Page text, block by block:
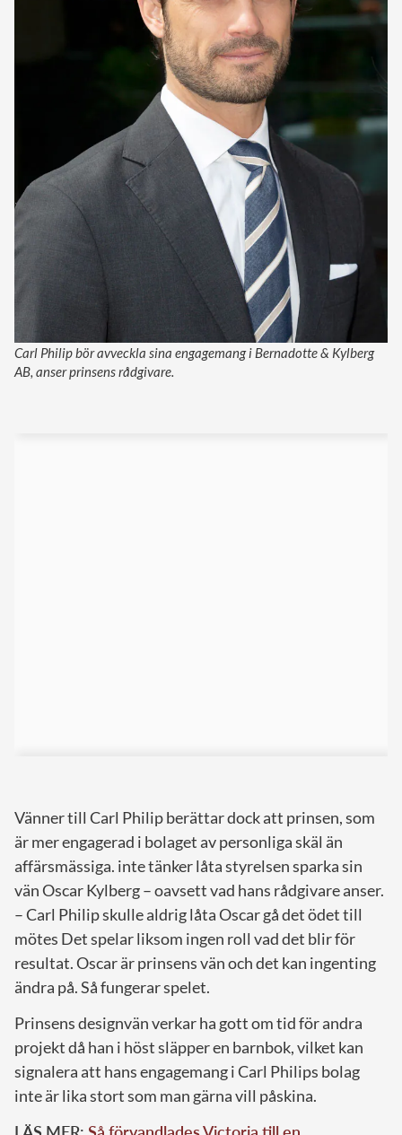
Carl Philip bör avveckla sina engagemang i Bernadotte & Kylberg
AB, anser prinsens rådgivare.
Vänner till Carl Philip berättar dock att prinsen, som
är mer engagerad i bolaget av personliga skäl än
affärsmässiga. inte tänker låta styrelsen sparka sin
vän Oscar Kylberg – oavsett vad hans rådgivare anser.
– Carl Philip skulle aldrig låta Oscar gå det ödet till
mötes Det spelar liksom ingen roll vad det blir för
resultat. Oscar är prinsens vän och det kan ingenting
ändra på. Så fungerar spelet.
Prinsens designvän verkar ha gott om tid för andra
projekt då han i höst släpper en barnbok, vilket kan
signalera att hans engagemang i Carl Philips bolag
inte är lika stort som man gärna vill påskina.